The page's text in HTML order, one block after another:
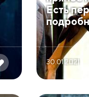
Есть
30.01 2021